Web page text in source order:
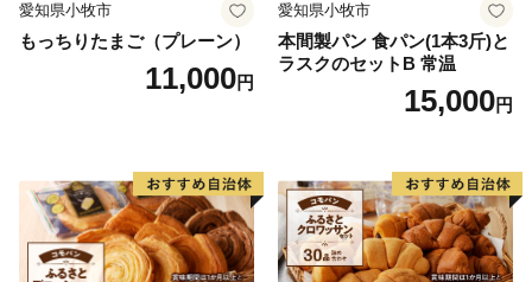
す。
愛知県小牧市
もっちりたまご（プレーン）
11,000円
愛知県小牧市
本間製パン 食パン(1本3斤)と
ラスクのセットB 常温
15,000円